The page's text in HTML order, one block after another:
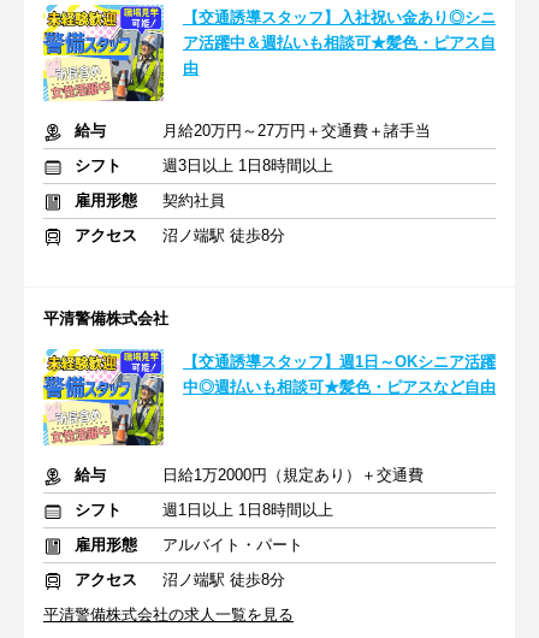
【交通誘導スタッフ】入社祝い金あり◎シニ
ア活躍中＆週払いも相談可★髪色・ピアス自
由
給与
月給20万円～27万円＋交通費＋諸手当
シフト
週3日以上 1日8時間以上
雇用形態
契約社員
アクセス
沼ノ端駅 徒歩8分
平清警備株式会社
【交通誘導スタッフ】週1日～OKシニア活躍
中◎週払いも相談可★髪色・ピアスなど自由
給与
日給1万2000円（規定あり）＋交通費
シフト
週1日以上 1日8時間以上
雇用形態
アルバイト・パート
アクセス
沼ノ端駅 徒歩8分
平清警備株式会社の求人一覧を見る